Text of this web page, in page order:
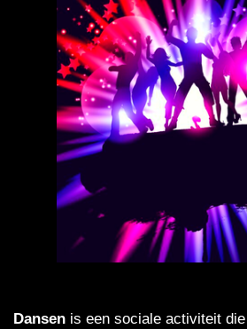
Dansen is een sociale activiteit